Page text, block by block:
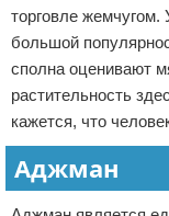
торговле жемчугом.
большой
сполна оценивают
растительность
кажется, что
Аджман